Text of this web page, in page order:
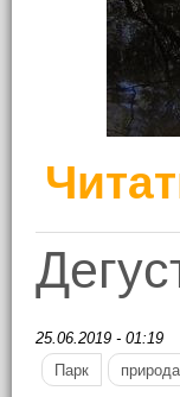
25.06.2019 - 01:19
Парк
природа